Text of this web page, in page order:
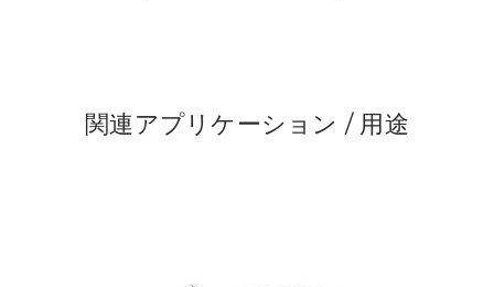
関連アプリケーション / 用途